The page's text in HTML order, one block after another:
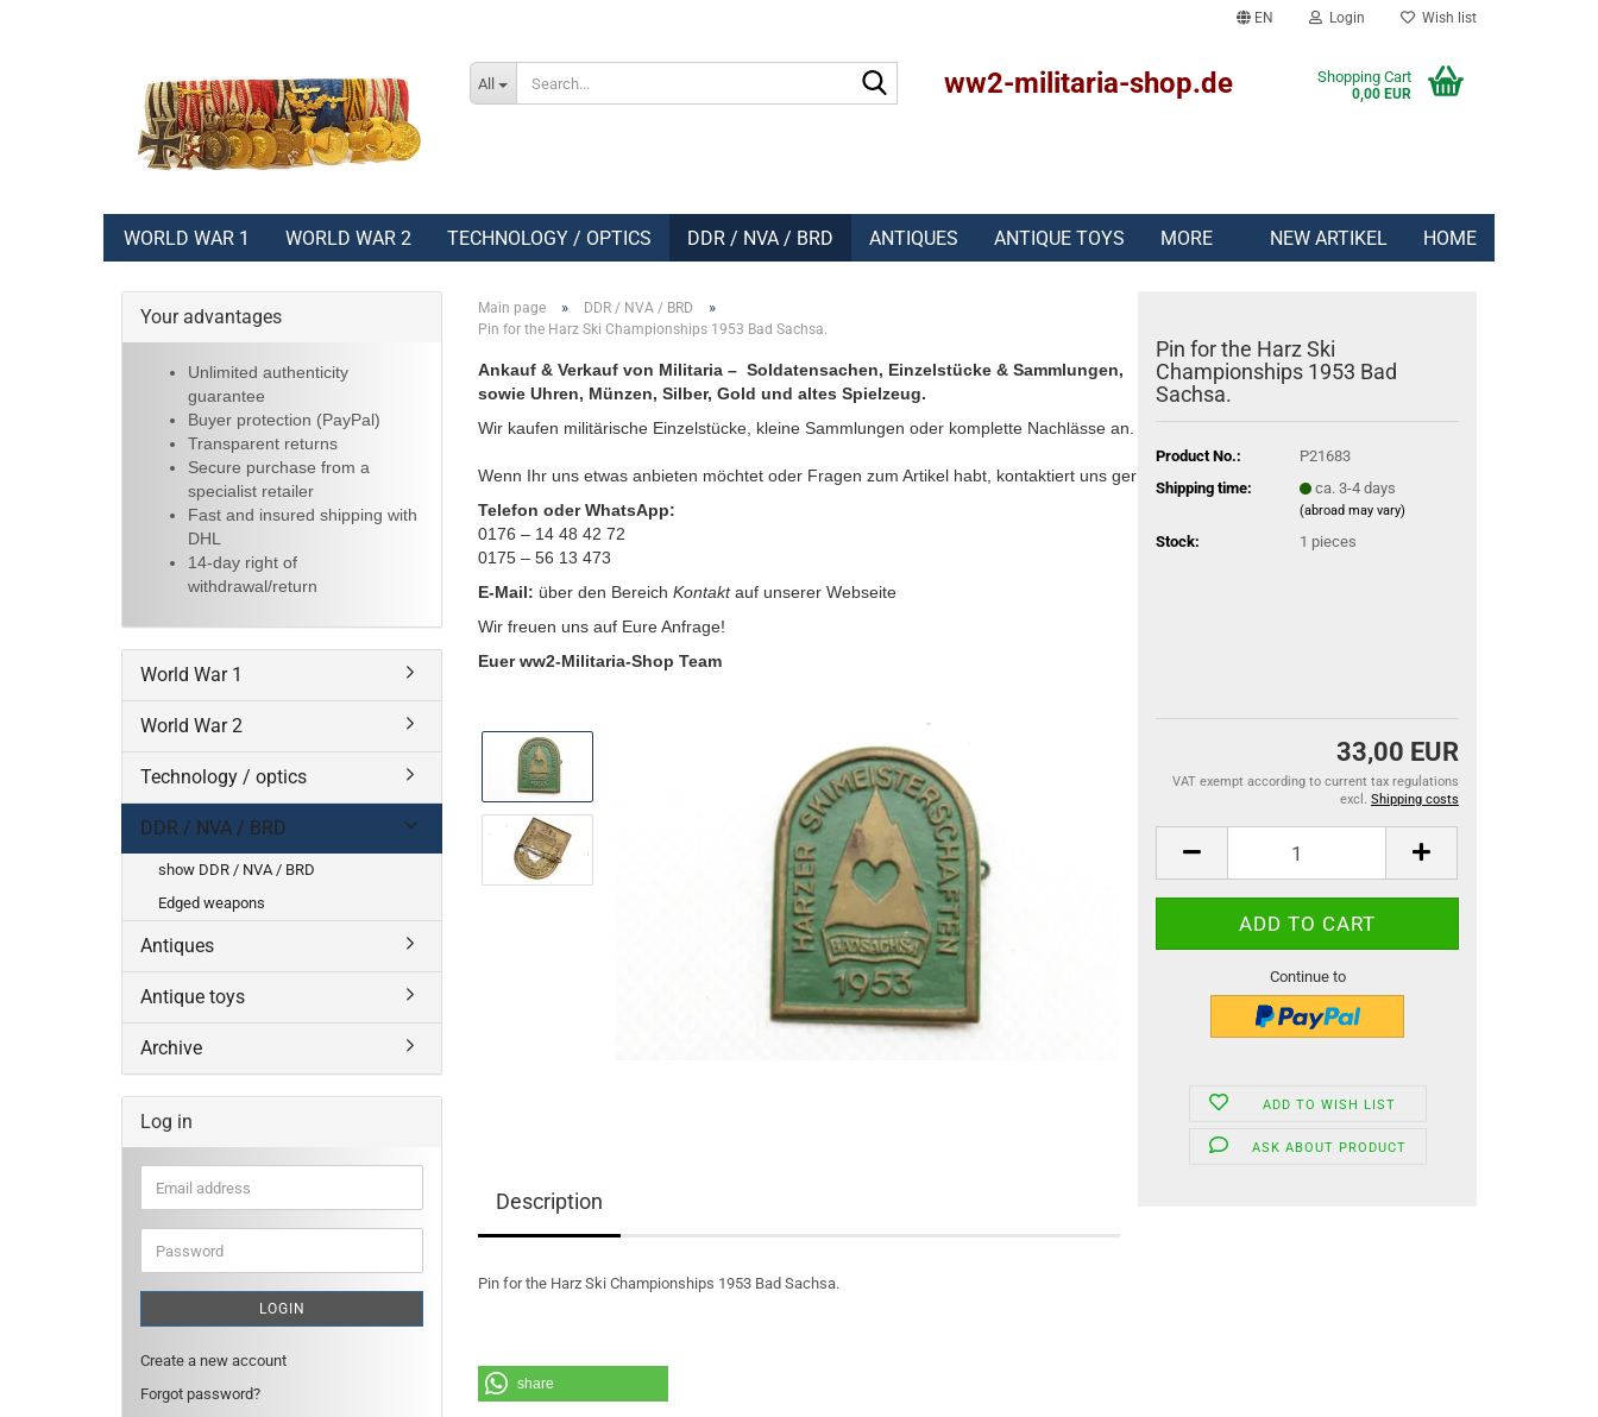
EN Login Wish list
All ww2-militaria-shop.de Shopping Cart
0,00 EUR
WORLD WAR 1 WORLD WAR 2 TECHNOLOGY / OPTICS DDR / NVA / BRD ANTIQUES ANTIQUE TOYS NEW ARTIKEL HOME
MORE
Main page » DDR / NVA / BRD »
Pin for the Harz Ski Championships 1953 Bad Sachsa.
Ankauf & Verkauf von Militaria – Soldatensachen, Einzelstücke & Sammlungen,
sowie Uhren, Münzen, Silber, Gold und altes Spielzeug.
Wir kaufen militärische Einzelstücke, kleine Sammlungen oder komplette Nachlässe an.
Wenn Ihr uns etwas anbieten möchtet oder Fragen zum Artikel habt, kontaktiert uns gern:
Telefon oder WhatsApp:
0176 – 14 48 42 72
0175 – 56 13 473
E-Mail: über den Bereich Kontakt auf unserer Webseite
Wir freuen uns auf Eure Anfrage!
Euer ww2-Militaria-Shop Team
Pin for the Harz Ski
Championships 1953 Bad
Sachsa.
Product No.:
P21683
Shipping time:
ca. 3-4 days
(abroad may vary)
Stock: 1 pieces
33,00 EUR
VAT exempt according to current tax regulations
excl. Shipping costs
Continue to
ADD TO WISH LIST
ASK ABOUT PRODUCT
Description
Pin for the Harz Ski Championships 1953 Bad Sachsa.
share
Your advantages
Unlimited authenticity
guarantee
Buyer protection (PayPal)
Transparent returns
Secure purchase from a
specialist retailer
Fast and insured shipping with
DHL
14-day right of
withdrawal/return
World War 1
World War 2
Technology / optics
DDR / NVA / BRD
show DDR / NVA / BRD
Edged weapons
Antiques
Antique toys
Archive
Log in
Email
address
Password
LOGIN
Create a new account
Forgot password?